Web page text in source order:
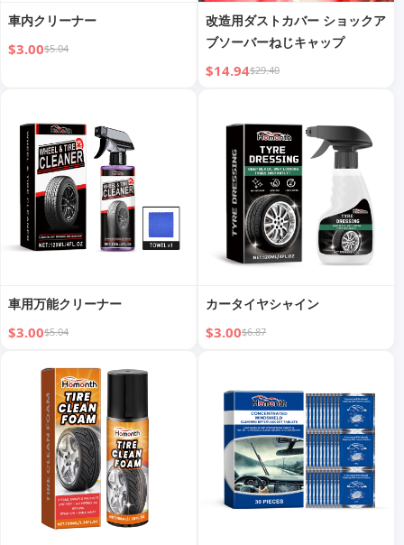
車内クリーナー
$3.00$5.04
改造用ダストカバー ショックア
ブソーバーねじキャップ
$14.94$29.40
車用万能クリーナー
$3.00$5.04
カータイヤシャイン
$3.00$6.87